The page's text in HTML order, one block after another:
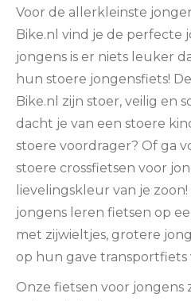
Voor de allerkleinste
Bike.nl vind je de perfecte
jongens is er niets leuker
hun stoere jongensfiets!
Bike.nl zijn stoer, veilig en
dacht je van een stoere
stoere voordrager? Of ga
stoere crossfietsen voor
lievelingskleur van je
jongens leren fietsen op
met zijwieltjes, grotere
op hun gave transportfiets
Onze fietsen voor jongens